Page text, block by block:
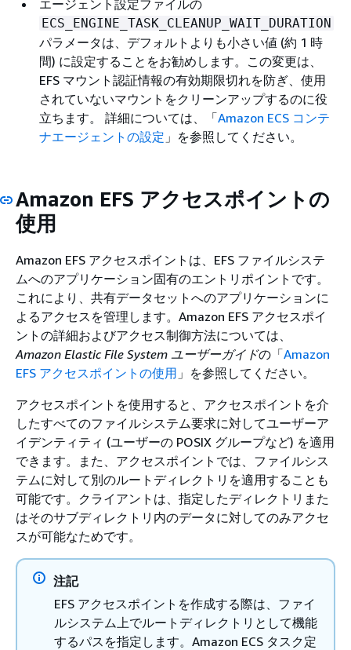
エージェント設定ファイルの
ECS_ENGINE_TASK_CLEANUP_WAIT_DURATION
パラメータは、デフォルトよりも小さい値 (約 1 時
間) に設定することをお勧めします。この変更は、
EFS マウント認証情報の有効期限切れを防ぎ、使用
されていないマウントをクリーンアップするのに役
立ちます。 詳細については、「Amazon ECS コンテ
ナエージェントの設定 」を参照してください。
Amazon EFS アクセスポイントの
使用
Amazon EFS アクセスポイントは、EFS ファイルシステ
ムへのアプリケーション固有のエントリポイントです。
これにより、共有データセットへのアプリケーションに
よるアクセスを管理します。Amazon EFS アクセスポイ
ントの詳細およびアクセス制御方法については、
Amazon Elastic File System ユーザーガイドの「Amazon
EFS アクセスポイントの使用 」を参照してください。
アクセスポイントを使用すると、アクセスポイントを介
したすべてのファイルシステム要求に対してユーザーア
イデンティティ (ユーザーの POSIX グループなど) を適用
できます。また、アクセスポイントでは、ファイルシス
テムに対して別のルートディレクトリを適用することも
可能です。クライアントは、指定したディレクトリまた
はそのサブディレクトリ内のデータに対してのみアクセ
スが可能なためです。
注記
EFS アクセスポイントを作成する際は、ファイ
ルシステム上でルートディレクトリとして機能
するパスを指定します。Amazon ECS タスク定